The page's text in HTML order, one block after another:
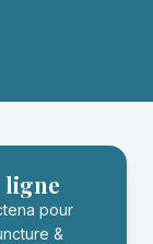
ligne
pour
&